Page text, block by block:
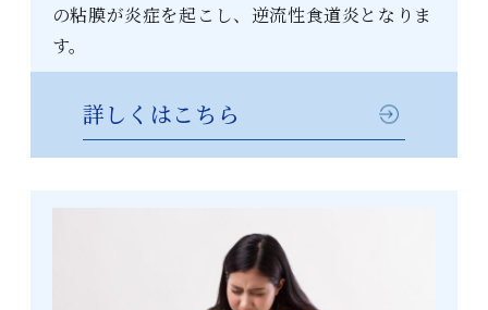
の粘膜が炎症を起こし、逆流性食道炎となりま
す。
詳しくはこちら